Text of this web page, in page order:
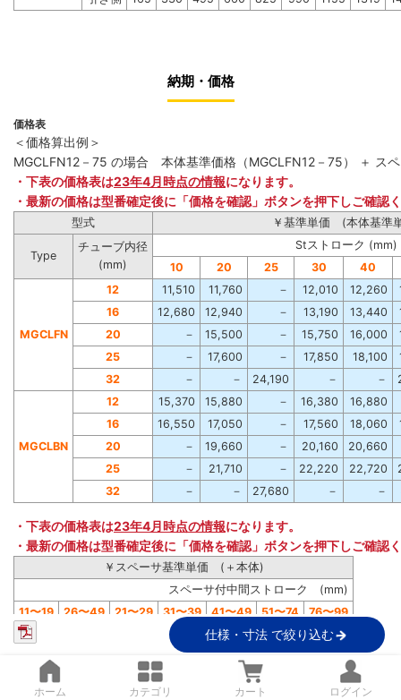
納期・価格
価格表
＜価格算出例＞
MGCLFN12－75 の場合 本体基準価格（MGCLFN12－75） ＋ ス
・下表の価格表は23年4月時点の情報になります。
・最新の価格は型番確定後に「価格を確認」ボタンを押下しご確認
型式 ￥基準単価 (本体基準
Type
チューブ内径
(mm)
Stストローク (mm)
10
20 25 30 40
MGCLFN
12 11,510 11,760 － 12,010 12,260
16
12,680 12,940 － 13,190 13,440
20
－ 15,500 － 15,750 16,000
25
－ 17,600 － 17,850 18,100
32
－ － 24,190 － －
MGCLBN
12 15,370 15,880 － 16,380
16,880
16
16,550 17,050 － 17,560 18,060
20
－ 19,660 － 20,160
20,660
25
－ 21,710 － 22,220 22,720
32
－ － 27,680 － －
・下表の価格表は23年4月時点の情報になります。
・最新の価格は型番確定後に「価格を確認」ボタンを押下しご確認
￥スペーサ基準単価 (＋本体)
スペーサ付中間ストローク (mm)
11〜19
26〜49 21〜29 31〜39 41〜49 51〜74
76〜99
1,260
1,260 1,260
1,260
1,510 1,510 1,510
1,510
－
1,680 1,680
1,680
仕様・寸法 で絞り込む
ホーム カテゴリ カート ログイン